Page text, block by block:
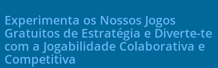
Experimenta os Nossos Jogos
Gratuitos de Estratégia e Diverte-te
com a Jogabilidade Colaborativa e
Competitiva